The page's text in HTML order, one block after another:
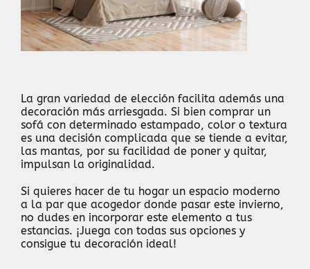
La gran variedad de elección facilita además una
decoración más arriesgada. Si bien comprar un
sofá con determinado estampado, color o textura
es una decisión complicada que se tiende a evitar,
las mantas, por su facilidad de poner y quitar,
impulsan la originalidad.
Si quieres hacer de tu hogar un espacio moderno
a la par que acogedor donde pasar este invierno,
no dudes en incorporar este elemento a tus
estancias. ¡Juega con todas sus opciones y
consigue tu decoración ideal!